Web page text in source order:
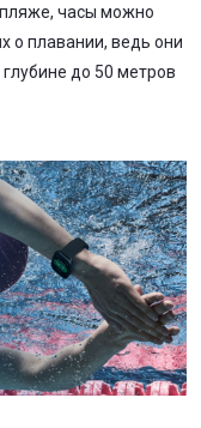
часы можно
о плавании, ведь они
до 50 метров